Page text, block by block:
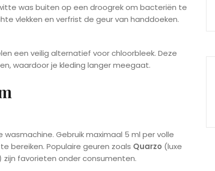
was buiten op een droogrek om bacteriën te
vlekken en verfrist de geur van handdoeken.
een veilig alternatief voor chloorbleek. Deze
waardoor je kleding langer meegaat.
Gebruik maximaal 5 ml per volle
bereiken. Populaire geuren zoals Quarzo (luxe
favorieten onder consumenten.